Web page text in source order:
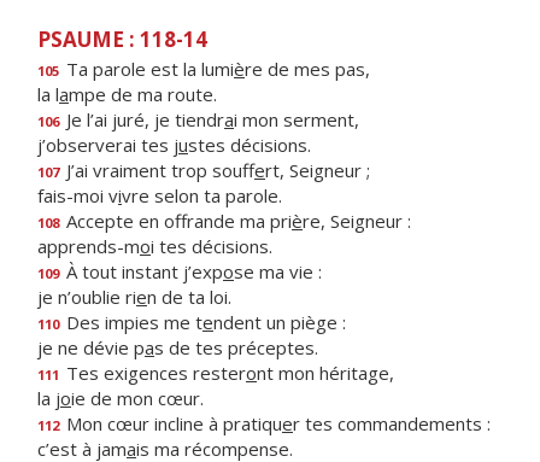
PSAUME : 118-14
105 Ta parole est la lumière de mes pas,
la lampe de ma route.
106 Je l’ai juré, je tiendrai mon serment,
j’observerai tes justes décisions.
107 J’ai vraiment trop souffert, Seigneur ;
fais-moi vivre selon ta parole.
108 Accepte en offrande ma prière, Seigneur :
apprends-moi tes décisions.
109 À tout instant j’expose ma vie :
je n’oublie rien de ta loi.
110 Des impies me tendent un piège :
je ne dévie pas de tes préceptes.
111 Tes exigences resteront mon héritage,
la joie de mon cœur.
112 Mon cœur incline à pratiquer tes commandements :
c’est à jamais ma récompense.